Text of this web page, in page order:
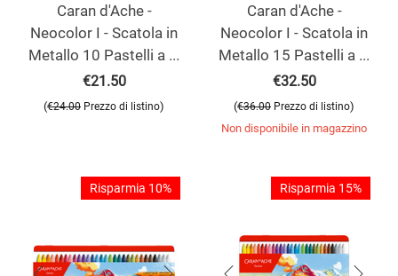
Caran d'Ache -
Neocolor I - Scatola in
Metallo 10 Pastelli a ...
€21.50
(€24.00 Prezzo di listino)
Caran d'Ache -
Neocolor I - Scatola in
Metallo 15 Pastelli a ...
€32.50
(€36.00 Prezzo di listino)
Non disponibile in magazzino
Risparmia 10% Risparmia 15%